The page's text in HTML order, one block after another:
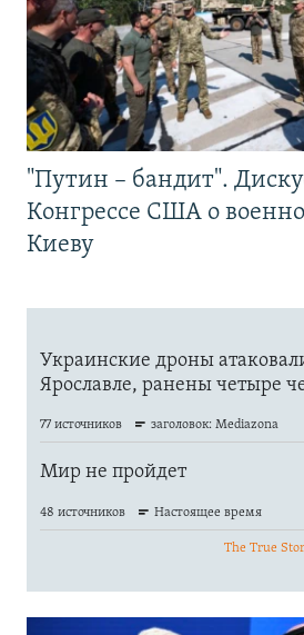
"Путин – бандит".
Конгрессе США о
Киеву